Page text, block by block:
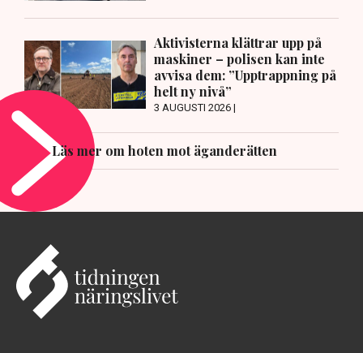
Aktivisterna klättrar upp på
maskiner – polisen kan inte
avvisa dem: ”Upptrappning på
helt ny nivå”
3 AUGUSTI 2026 |
Läs mer om hoten mot äganderätten